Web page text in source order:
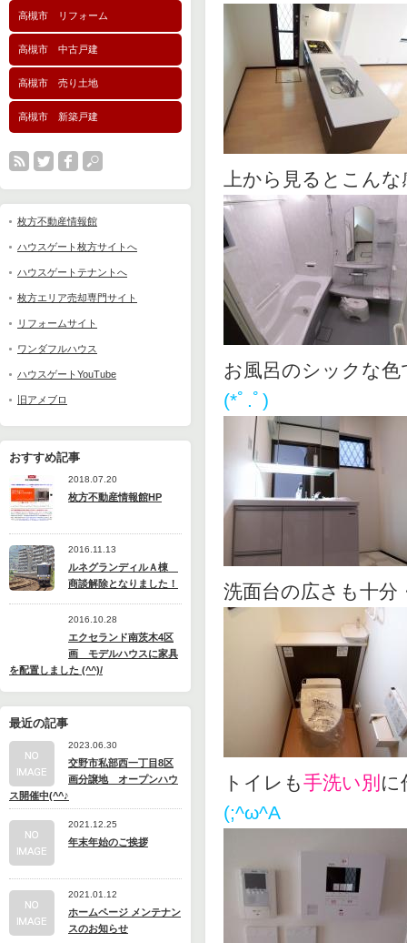
高槻市 リフォーム
高槻市 中古戸建
高槻市 売り土地
高槻市 新築戸建
枚方不動産情報館
ハウスゲート枚方サイトへ
ハウスゲートテナントへ
枚方エリア売却専門サイト
リフォームサイト
ワンダフルハウス
ハウスゲートYouTube
旧アメブロ
おすすめ記事
2018.07.20
枚方不動産情報館HP
2016.11.13
ルネグランディルＡ棟
商談解除となりました！
2016.10.28
エクセランド南茨木4区
画 モデルハウスに家具
を配置しました (^^)/
最近の記事
2023.06.30
交野市私部西一丁目8区
画分譲地 オープンハウ
ス開催中(^^♪
2021.12.25
年末年始のご挨拶
2021.01.12
ホームページ メンテナン
スのお知らせ
上から見るとこん
お風呂のシックな
(*ﾟ.ﾟ)ゞ
洗面台の広さも十
トイレも手洗い別 に
(;^ω^A